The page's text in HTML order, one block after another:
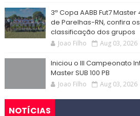
3ª Copa AABB Fut7
de Parelhas-RN, confira
classificação dos grupos
Joao Filho Aug 03, 2026
Iniciou o III Campeonato
Master SUB 100 PB
Joao Filho Aug 03, 2026
NOTÍCIAS